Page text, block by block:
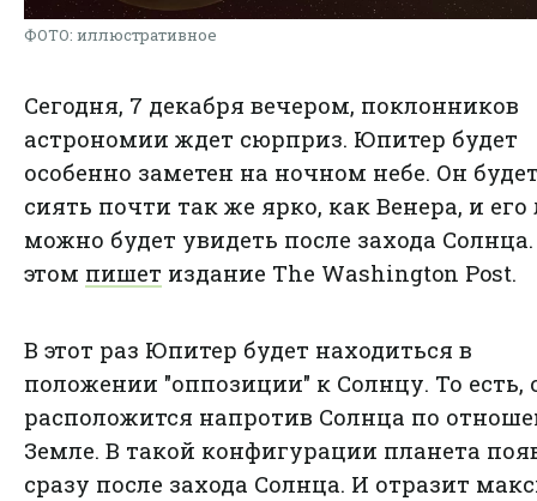
ФОТО: иллюстративное
Сегодня, 7 декабря вечером, поклонников
астрономии ждет сюрприз. Юпитер будет
особенно заметен на ночном небе. Он
сиять почти так же ярко, как Венера, и его
можно будет увидеть после захода
этом пишет издание The Washington Post.
В этот раз Юпитер будет находиться в
положении "оппозиции" к Солнцу. То есть,
расположится напротив Солнца по
Земле. В такой конфигурации планета
сразу после захода Солнца. И отразит